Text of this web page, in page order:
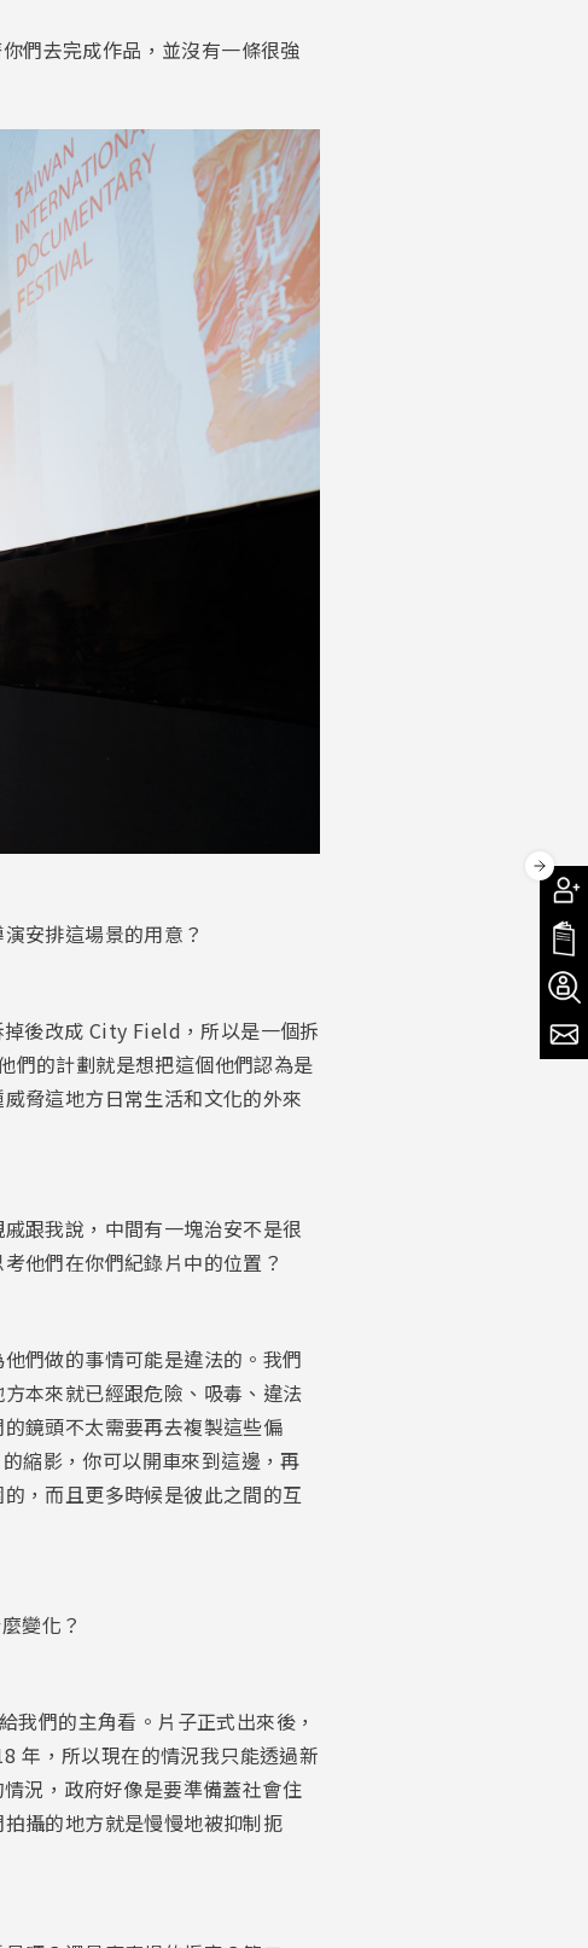
們去完成作品，並沒有一條很強
安排這場景的用意？
後改成 City Field，所以是一個拆
的計劃就是想把這個他們認為是
脅這地方日常生活和文化的外來
跟我說，中間有一塊治安不是很
他們在你們紀錄片中的位置？
們做的事情可能是違法的。我們
本來就已經跟危險、吸毒、違法
鏡頭不太需要再去複製這些偏
縮影，你可以開車來到這邊，再
，而且更多時候是彼此之間的互
變化？
們的主角看。片子正式出來後，
年，所以現在的情況我只能透過新
況，政府好像是要準備蓋社會住
攝的地方就是慢慢地被抑制扼